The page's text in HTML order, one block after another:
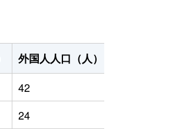
外国人人口（人）
42
24